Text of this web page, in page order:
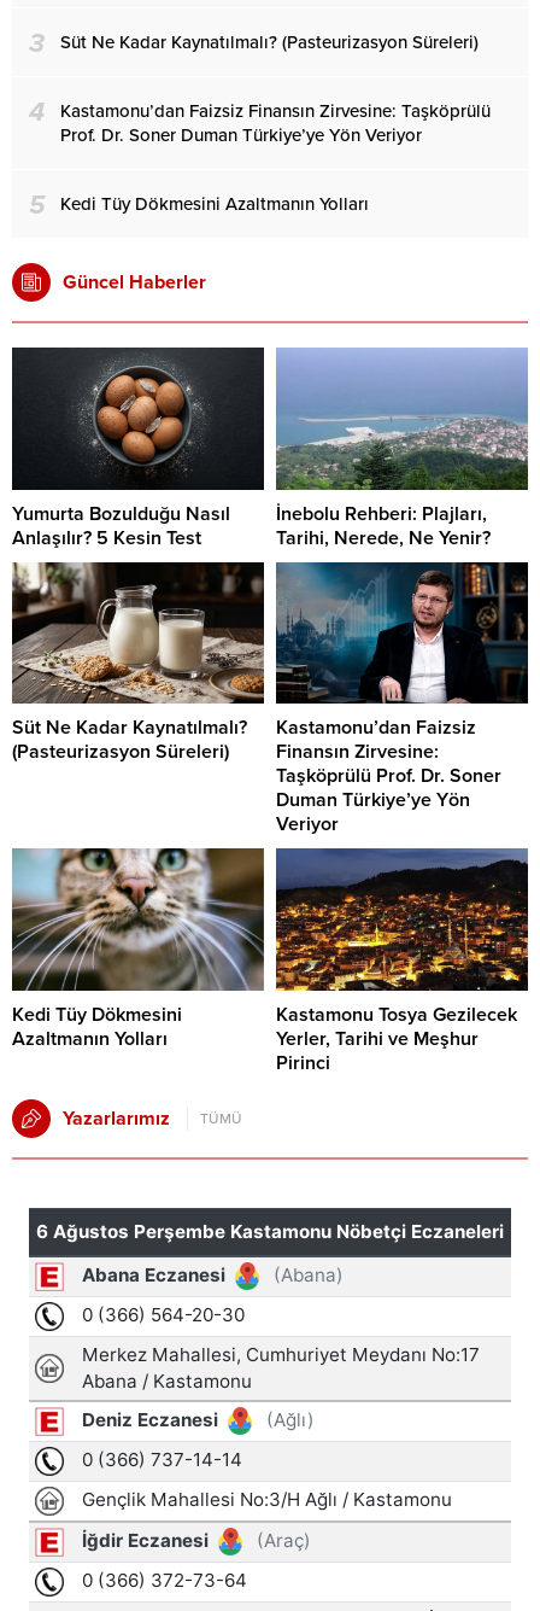
3 Süt Ne Kadar Kaynatılmalı? (Pasteurizasyon Süreleri)
4
Kastamonu’dan Faizsiz Finansın Zirvesine: Taşköprülü
Prof. Dr. Soner Duman Türkiye’ye Yön Veriyor
5 Kedi Tüy Dökmesini Azaltmanın Yolları
Güncel Haberler
Yumurta Bozulduğu Nasıl
Anlaşılır? 5 Kesin Test
İnebolu Rehberi: Plajları,
Tarihi, Nerede, Ne Yenir?
Süt Ne Kadar Kaynatılmalı?
(Pasteurizasyon Süreleri)
Kastamonu’dan Faizsiz
Finansın Zirvesine:
Taşköprülü Prof. Dr. Soner
Duman Türkiye’ye Yön
Veriyor
Kedi Tüy Dökmesini
Azaltmanın Yolları
Kastamonu Tosya Gezilecek
Yerler, Tarihi ve Meşhur
Pirinci
Yazarlarımız TÜMÜ